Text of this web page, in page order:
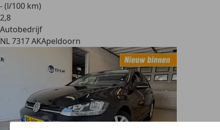
- (l/100 km)
2,8
Autobedrijf
NL 7317 AKApeldoorn